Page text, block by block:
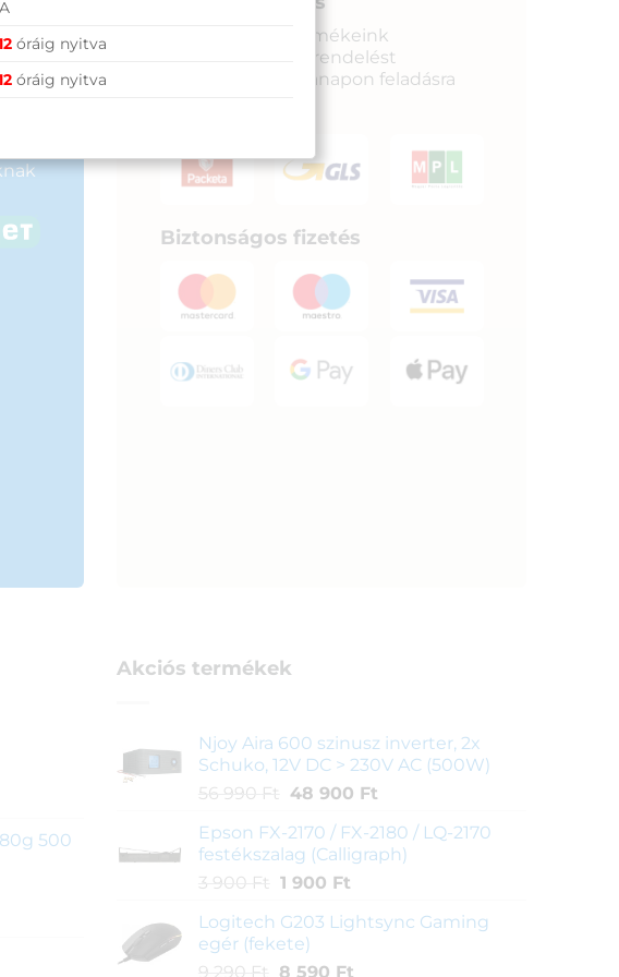
Raktáron lévő termékeink
legkésőbb a megrendelést
követkető munkanapon feladásra
Biztonságos fizetés
500
Akciós termékek
Njoy Aira 600 szinusz inverter, 2x
Schuko, 12V DC > 230V AC (500W)
56 990 Ft Original
was:
56
990 Ft.
48 900 FtCurrent
is:
48
Epson FX-2170 / FX-2180 / LQ-2170
festékszalag (Calligraph)
3 900 Ft Original
was:
3
1 900 FtCurrent
is:
Logitech G203 Lightsync Gaming
egér (fekete)
9 290 Ft
Original
8 590 FtCurrent
óráig nyitva
óráig nyitva